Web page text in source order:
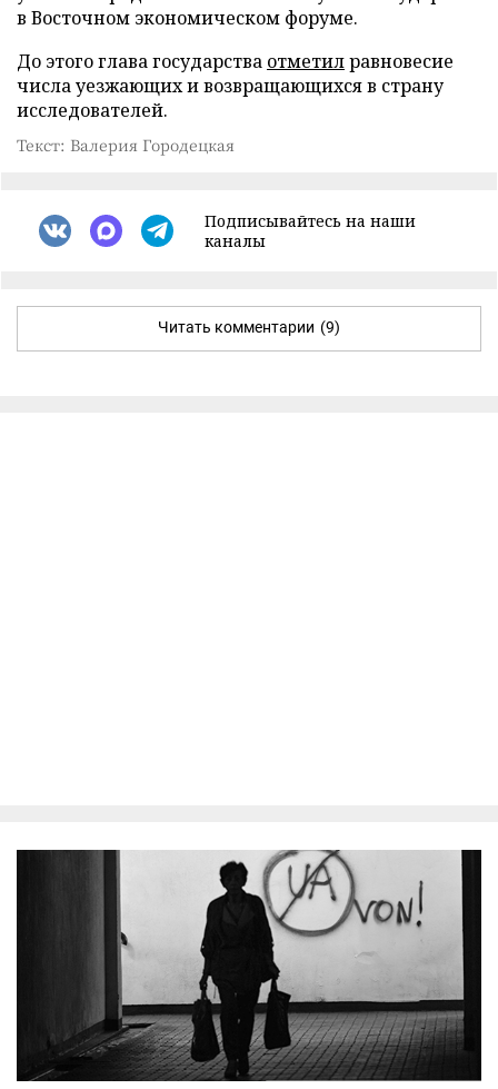
в Восточном экономическом форуме.
До этого глава государства отметилравновесие
числа уезжающих и возвращающихся в страну
исследователей.
Текст: Валерия Городецкая
Подписывайтесь на наши
каналы
Читать комментарии (9)